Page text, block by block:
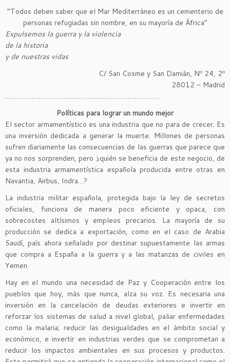
“Todos deben saber que el Mar Mediterráneo es un cementerio de
personas refugiadas sin nombre, en su mayoría de África”
Expulsemos la guerra y la violencia
de la historia
y de nuestras vidas
C/ San Cosme y San Damián, Nº 24, 2º
28012 – Madrid
……………………………………………………………………….
Políticas para lograr un mundo mejor
El sector armamentístico es una industria que no para de crecer. Es
una inversión dedicada a generar la muerte. Millones de personas
sufren diariamente las consecuencias de las guerras que parece que
ya no nos sorprenden, pero ¿quién se beneficia de este negocio, de
esta industria armamentística española producida entre otras en
Navantia, Airbus, Indra…?
La industria militar española, protegida bajo la ley de secretos
oficiales, funciona de manera poco eficiente y opaca, con
sobrecostes altísimos y empleos precarios. La mayoría de su
producción se dedica a exportación, como en el caso de Arabia
Saudí, país ahora señalado por destinar supuestamente las armas
que compra a España a la guerra y a las matanzas de civiles en
Yemen.
Hay en el mundo una necesidad de Paz y Cooperación entre los
pueblos que hoy, más que nunca, alza su voz. Es necesaria una
inversión en la cancelación de deudas exteriores e invertir en
reforzar los sistemas de salud a nivel global, paliar enfermedades
como la malaria; reducir las desigualdades en el ámbito social y
económico, e invertir en industrias verdes que se comprometan a
reducir los impactos ambientales en sus procesos y productos.